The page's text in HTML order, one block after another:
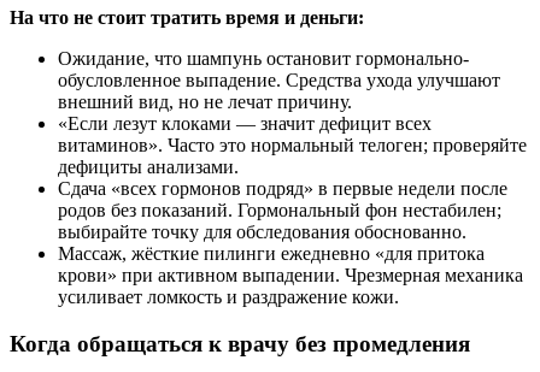
На что не стоит тратить время и деньги:
Ожидание, что шампунь остановит гормонально-
обусловленное выпадение. Средства ухода улучшают
внешний вид, но не лечат причину.
«Если лезут клоками — значит дефицит всех
витаминов». Часто это нормальный телоген; проверяйте
дефициты анализами.
Сдача «всех гормонов подряд» в первые недели после
родов без показаний. Гормональный фон нестабилен;
выбирайте точку для обследования обоснованно.
Массаж, жёсткие пилинги ежедневно «для притока
крови» при активном выпадении. Чрезмерная механика
усиливает ломкость и раздражение кожи.
Когда обращаться к врачу без промедления